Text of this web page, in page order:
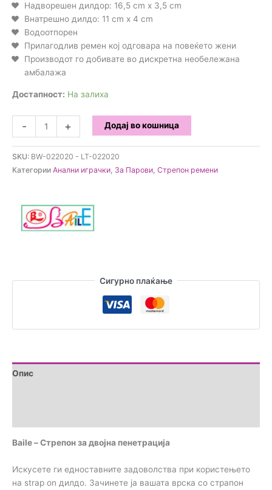
Надворешен дилдор: 16,5 cm x 3,5 cm
Внатрешно дилдо: 11 cm x 4 cm
Водоотпорен
Прилагодлив ремен кој одговара на повеќето жени
Производот го добивате во дискретна необележана
амбалажа
Достапност: На залиха
-
-
Стрепон
за
двојна
+ Додај во кошница
SKU: BW-022020 - LT-022020
Категории Анални играчки За Парови Стрепон ремени
Сигурно плаќање
Опис
Baile – Стрепон за двојна пенетрација
Искусете ги едноставните задоволства при користењето
на strap on дилдо. Зачинете ја вашата врска со страпон